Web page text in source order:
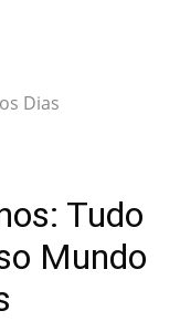
Dias
Tudo
Mundo